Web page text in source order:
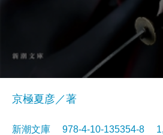
京極夏彦／著
新潮文庫 978-4-10-135354-8